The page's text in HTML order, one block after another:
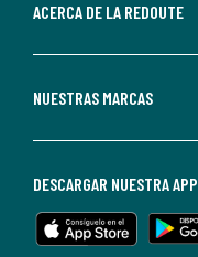
ACERCA DE LA REDOUTE
NUESTRAS MARCAS
DESCARGAR NUESTRA APP